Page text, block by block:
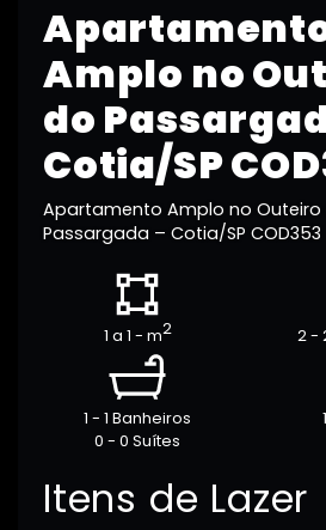
Amplo no
do
Cotia/SP
Apartamento Amplo no Outeiro
Passargada – Cotia/SP COD353
1 a 1 - m2 2 -
1 - 1 Banheiros
0 - 0 Suítes
Itens de Lazer